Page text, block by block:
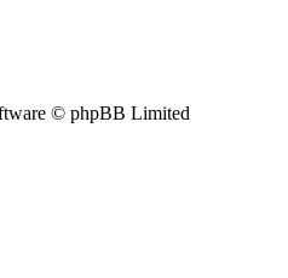
© phpBB Limited